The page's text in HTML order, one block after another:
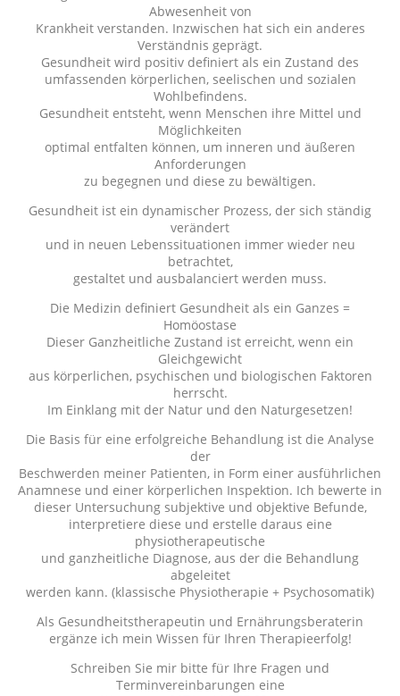
Abwesenheit von
Krankheit verstanden. Inzwischen hat sich ein anderes
Verständnis geprägt.
Gesundheit wird positiv definiert als ein Zustand des
umfassenden körperlichen, seelischen und sozialen
Wohlbefindens.
Gesundheit entsteht, wenn Menschen ihre Mittel und
Möglichkeiten
optimal entfalten können, um inneren und äußeren
Anforderungen
zu begegnen und diese zu bewältigen.
Gesundheit ist ein dynamischer Prozess, der sich ständig
verändert
und in neuen Lebenssituationen immer wieder neu
betrachtet,
gestaltet und ausbalanciert werden muss.
Die Medizin definiert Gesundheit als ein Ganzes =
Homöostase
Dieser Ganzheitliche Zustand ist erreicht, wenn ein
Gleichgewicht
aus körperlichen, psychischen und biologischen Faktoren
herrscht.
Im Einklang mit der Natur und den Naturgesetzen!
Die Basis für eine erfolgreiche Behandlung ist die Analyse
der
Beschwerden meiner Patienten, in Form einer ausführlichen
Anamnese und einer körperlichen Inspektion. Ich bewerte in
dieser Untersuchung subjektive und objektive Befunde,
interpretiere diese und erstelle daraus eine
physiotherapeutische
und ganzheitliche Diagnose, aus der die Behandlung
abgeleitet
werden kann. (klassische Physiotherapie + Psychosomatik)
Als Gesundheitstherapeutin und Ernährungsberaterin
ergänze ich mein Wissen für Ihren Therapieerfolg!
Schreiben Sie mir bitte für Ihre Fragen und
Terminvereinbarungen eine